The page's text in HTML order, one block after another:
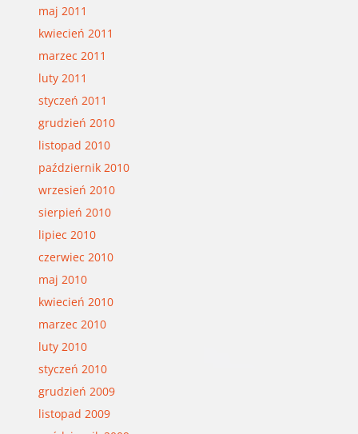
maj 2011
kwiecień 2011
marzec 2011
luty 2011
styczeń 2011
grudzień 2010
listopad 2010
październik 2010
wrzesień 2010
sierpień 2010
lipiec 2010
czerwiec 2010
maj 2010
kwiecień 2010
marzec 2010
luty 2010
styczeń 2010
grudzień 2009
listopad 2009